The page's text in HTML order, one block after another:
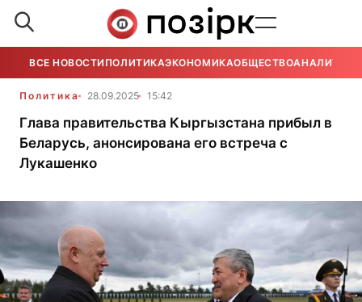
ВСЕ НОВОСТИ ПОЛИТИКАЭКОНОМИКАОБЩЕСТВОАНАЛИТИКА
Политика 28.09.2025 15:42
Глава правительства Кыргызстана прибыл в
Беларусь, анонсирована его встреча с
Лукашенко